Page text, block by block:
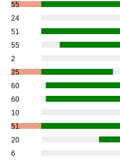
55
24
51
55
2
25
60
60
10
51
20
6